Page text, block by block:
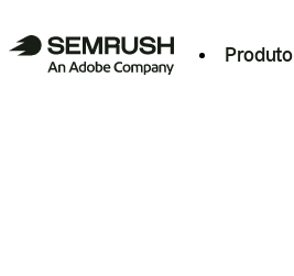
Produto